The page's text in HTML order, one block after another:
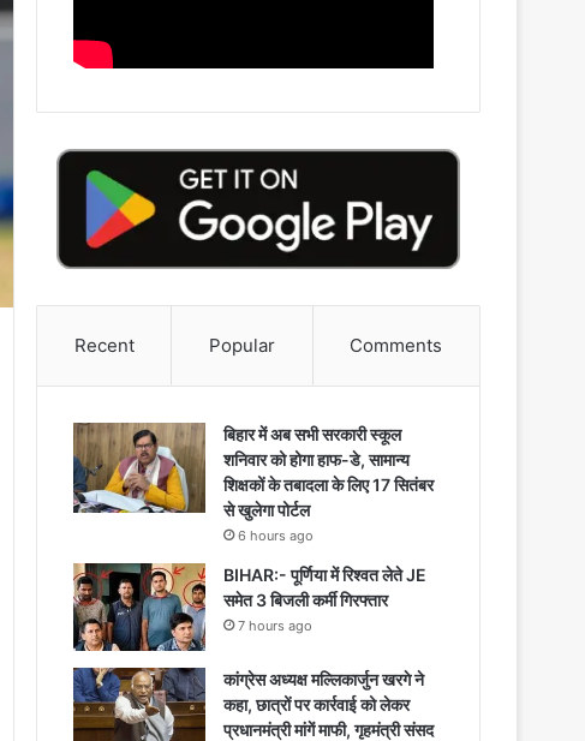
Recent Popular Comments
बिहार में अब सभी सरकारी स्कूल
शनिवार को होगा हाफ-डे, सामान्य
शिक्षकों के तबादला के लिए 17 सितंबर
से खुलेगा पोर्टल
6 hours ago
BIHAR:- पूर्णिया में रिश्वत लेते JE
समेत 3 बिजली कर्मी गिरफ्तार
7 hours ago
कांग्रेस अध्यक्ष मल्लिकार्जुन खरगे ने
कहा, छात्रों पर कार्रवाई को लेकर
प्रधानमंत्री मांगें माफी, गृहमंत्री संसद